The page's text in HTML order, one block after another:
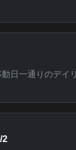
日一通りのデイ
2